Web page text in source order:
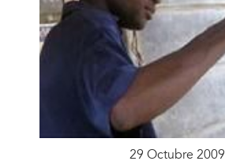
29 Octubre 2009